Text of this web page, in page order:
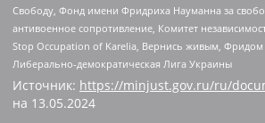
Свободу, Фонд имени Фридриха Науманна за
антивоенное сопротивление, Комитет
Stop Occupation of Karelia, Вернись живым, Фридом
Либерально-демократическая Лига Украины
Источник: https://minjust.gov.ru/ru/
на 13.05.2024